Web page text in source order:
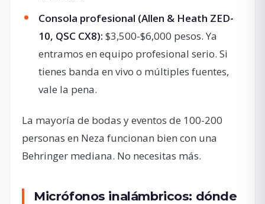
Consola profesional (Allen & Heath ZED-
10, QSC CX8): $3,500-$6,000 pesos. Ya
entramos en equipo profesional serio. Si
tienes banda en vivo o múltiples fuentes,
vale la pena.
La mayoría de bodas y eventos de 100-200
personas en Neza funcionan bien con una
Behringer mediana. No necesitas más.
Micrófonos inalámbricos: dónde